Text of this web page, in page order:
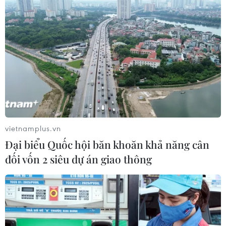
thấy tự hào khi nhìn những bức ảnh lưu lại quãng
thời gian thi đấu cùng Messi, đồng thời khẳng
định:“Được chơi với Messi! Đó là một đặc ân.”/.
Huy Anh (Vietnam+)
vietnamplus.vn
Đại biểu Quốc hội băn khoăn khả năng cân
đối vốn 2 siêu dự án giao thông